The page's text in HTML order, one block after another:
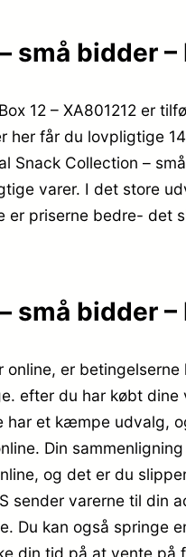
små bidder –
12 – XA801212 er
her får du lovpligtige
Collection –
varer. I det store
er priserne bedre-
små bidder –
online, er
efter du har købt
har et kæmpe udvalg,
Din
og det er du
sender varerne til
Du kan også springe
din tid på at vente på